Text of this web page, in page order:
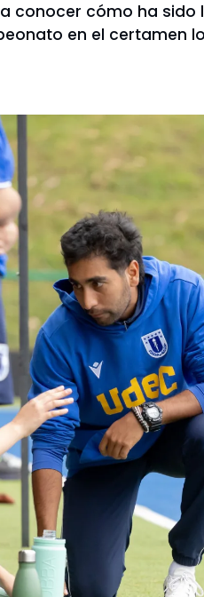
conocer cómo ha
en el certamen